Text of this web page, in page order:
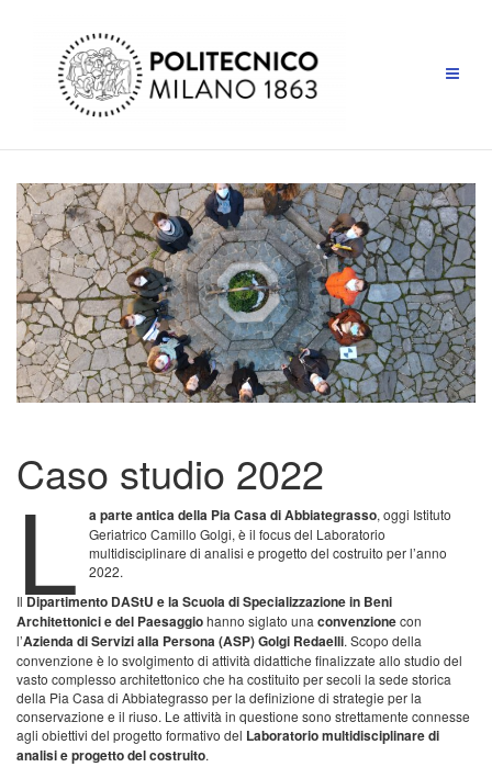
contenuto
Caso studio 2022
L a parte antica della Pia Casa di Abbiategrasso, oggi Istituto
Geriatrico Camillo Golgi, è il focus del Laboratorio
multidisciplinare di analisi e progetto del costruito per l’anno
2022.
IlDipartimento DAStU e la Scuola di Specializzazione in Beni
Architettonici e del Paesaggiohanno siglato una convenzionecon
l’Azienda di Servizi alla Persona (ASP) Golgi Redaelli. Scopo della
convenzione è lo svolgimento di attività didattiche finalizzate allo studio del
vasto complesso architettonico che ha costituito per secoli la sede storica
della Pia Casa di Abbiategrasso per la definizione di strategie per la
conservazione e il riuso. Le attività in questione sono strettamente connesse
agli obiettivi del progetto formativo del Laboratorio multidisciplinare di
analisi e progetto del costruito.